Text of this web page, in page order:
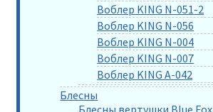
Воблер KING N-051-2
Воблер KING N-056
Воблер KING N-004
Воблер KING N-007
Воблер KING A-042
Блесны